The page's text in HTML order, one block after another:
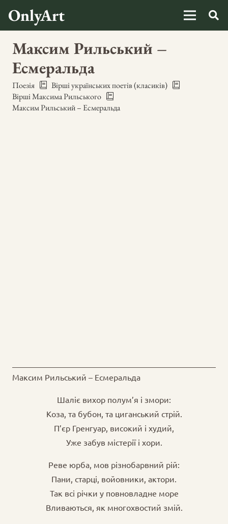
OnlyArt
Максим Рильський –
Есмеральда
Поезія
Вірші українських поетів (класиків)
Вірші Максима Рильського
Максим Рильський – Есмеральда
Максим Рильський – Есмеральда
Шаліє вихор полум’я і змори:
Коза, та бубон, та циганський стрій.
П’єр Гренгуар, високий і худий,
Уже забув містерії і хори.
Реве юрба, мов різнобарвний рій:
Пани, старці, войовники, актори.
Так всі річки у повновладне море
Вливаються, як многохвостий змій.